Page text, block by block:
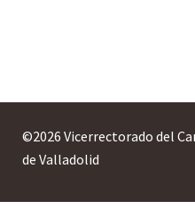
©2026 Vicerrectorado del
de Valladolid